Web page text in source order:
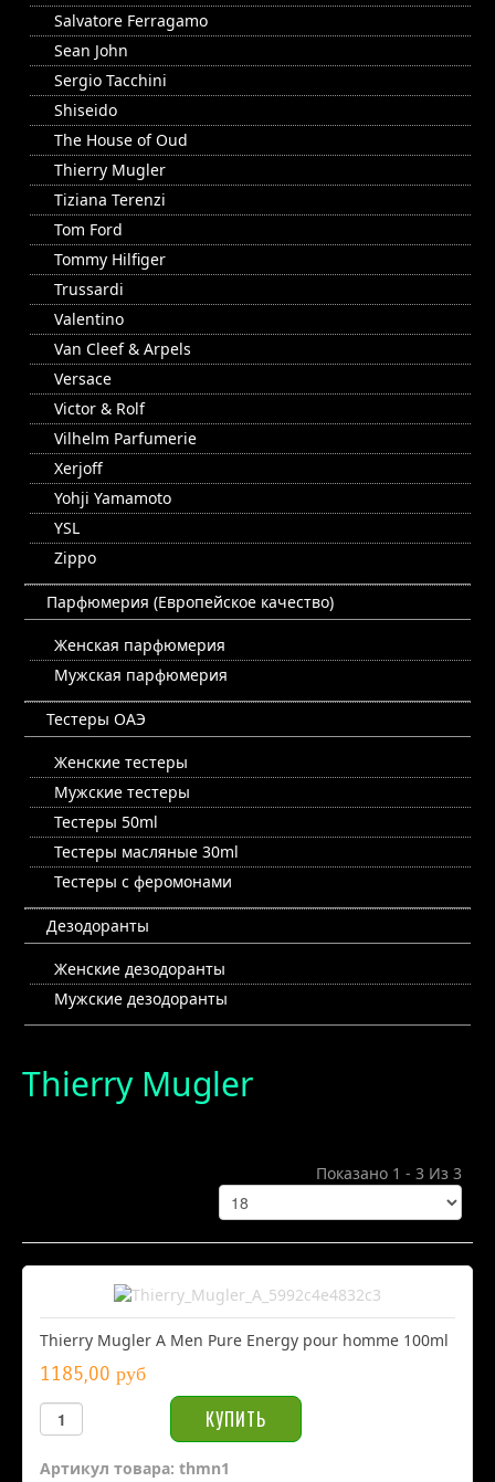
Salvatore Ferragamo
Sean John
Sergio Tacchini
Shiseido
The House of Oud
Thierry Mugler
Tiziana Terenzi
Tom Ford
Tommy Hilfiger
Trussardi
Valentino
Van Cleef & Arpels
Versace
Victor & Rolf
Vilhelm Parfumerie
Xerjoff
Yohji Yamamoto
YSL
Zippo
Парфюмерия (Европейское качество)
Женская парфюмерия
Мужская парфюмерия
Тестеры ОАЭ
Женские тестеры
Мужские тестеры
Тестеры 50ml
Тестеры масляные 30ml
Тестеры с феромонами
Дезодоранты
Женские дезодоранты
Мужские дезодоранты
Thierry Mugler
Показано 1 - 3 Из 3
Thierry Mugler A Men Pure Energy pour homme 100ml
1185,00 руб
Артикул товара: thmn1